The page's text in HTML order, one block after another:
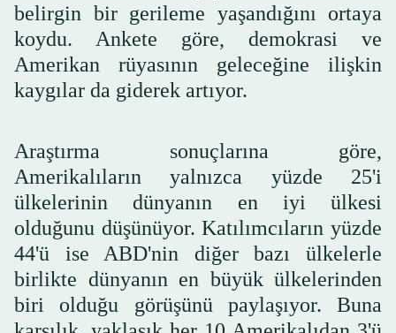
belirgin bir gerileme yaşandığını ortaya
koydu. Ankete göre, demokrasi ve
Amerikan rüyasının geleceğine ilişkin
kaygılar da giderek artıyor.
Araştırma sonuçlarına göre,
Amerikalıların yalnızca yüzde 25'i
ülkelerinin dünyanın en iyi ülkesi
olduğunu düşünüyor. Katılımcıların yüzde
44'ü ise ABD'nin diğer bazı ülkelerle
birlikte dünyanın en büyük ülkelerinden
biri olduğu görüşünü paylaşıyor. Buna